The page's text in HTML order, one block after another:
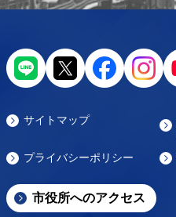
サイトマップ
プライバシーポリシー
市役所へのアクセス